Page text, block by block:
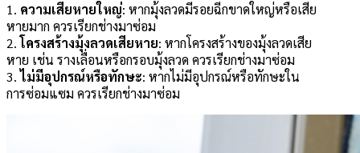
1. ความเสียหายใหญ่: หากมุ้งลวดมีรอยฉีกขาดใหญ่หรือเสีย
หายมาก ควรเรียกช่างมาซ่อม
2.โครงสร้างมุ้งลวดเสียหาย: หากโครงสร้างของมุ้งลวดเสีย
หาย เช่น รางเลื่อนหรือกรอบมุ้งลวด ควรเรียกช่างมาซ่อม
3.ไม่มีอุปกรณ์หรือทักษะ: หากไม่มีอุปกรณ์หรือทักษะใน
การซ่อมแซม ควรเรียกช่างมาซ่อม